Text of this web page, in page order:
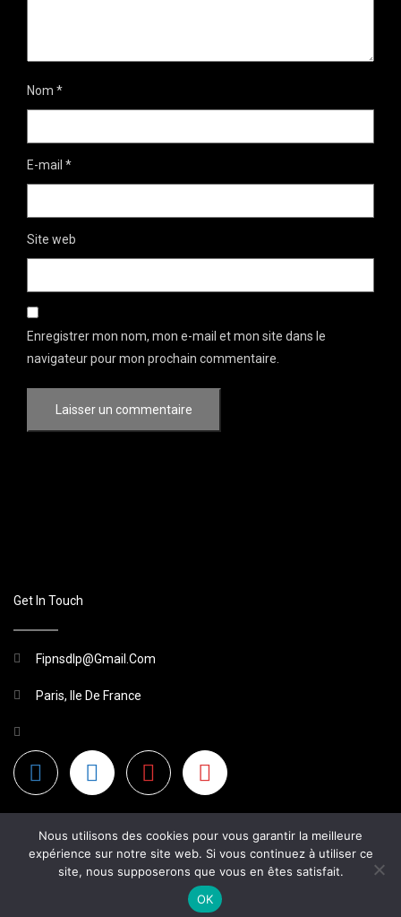
Nom *
E-mail *
Site web
Enregistrer mon nom, mon e-mail et mon site dans le
navigateur pour mon prochain commentaire.
Get In Touch
Fipnsdlp@gmail.com
Paris, Ile De France
2026 Site Non Officiel
Nous utilisons des cookies pour vous garantir la meilleure
expérience sur notre site web. Si vous continuez à utiliser ce
site, nous supposerons que vous en êtes satisfait.
OK